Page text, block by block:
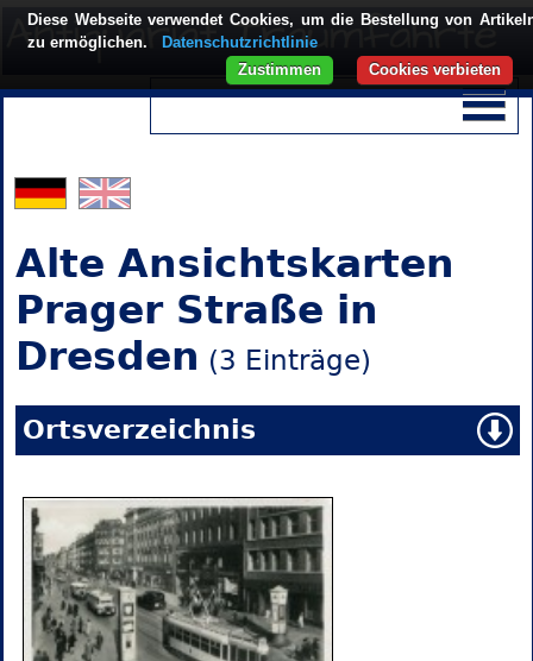
Alte Ansichtskarten
Prager Straße in
Dresden (3 Einträge)
Ortsverzeichnis
Diese Webseite verwendet Cookies, um die Bestellung von
zu ermöglichen.
Datenschutzrichtlinie
Cookies verbieten
Zustimmen